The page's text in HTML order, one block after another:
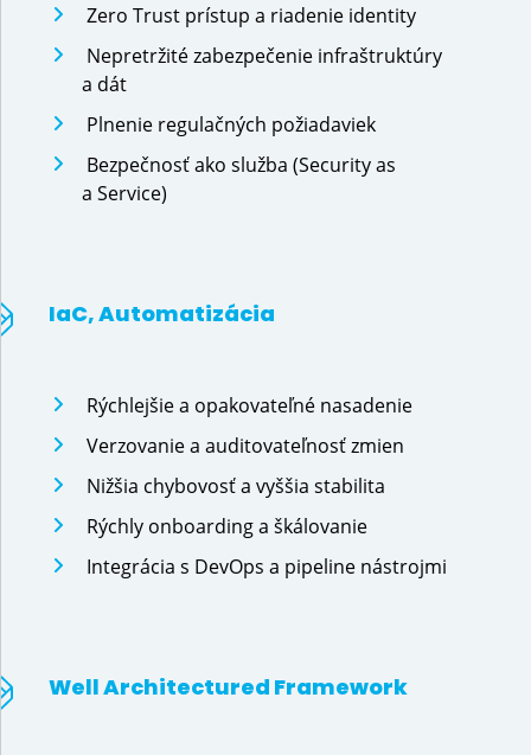
Zero Trust prístup a riadenie identity
Nepretržité zabezpečenie infraštruktúry
a dát
Plnenie regulačných požiadaviek
Bezpečnosť ako služba (Security as
a Service)
IaC, Automatizácia
Rýchlejšie a opakovateľné nasadenie
Verzovanie a auditovateľnosť zmien
Nižšia chybovosť a vyššia stabilita
Rýchly onboarding a škálovanie
Integrácia s DevOps a pipeline nástrojmi
Well Architectured Framework